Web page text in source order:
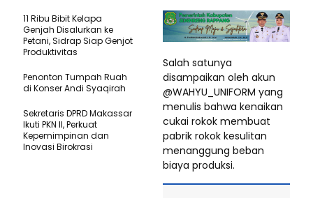
Salah satunya
disampaikan oleh akun
@WAHYU_UNIFORM yang
menulis bahwa kenaikan
cukai rokok membuat
pabrik rokok kesulitan
menanggung beban
biaya produksi.
11 Ribu Bibit Kelapa
Genjah Disalurkan ke
Petani, Sidrap Siap Genjot
Produktivitas
Penonton Tumpah Ruah
di Konser Andi Syaqirah
Sekretaris DPRD Makassar
Ikuti PKN II, Perkuat
Kepemimpinan dan
Inovasi Birokrasi